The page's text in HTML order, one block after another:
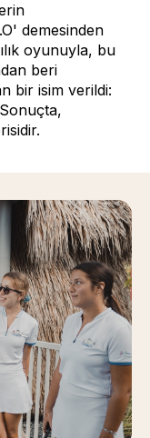
demesinden
oyunuyla, bu
beri
bir isim verildi: